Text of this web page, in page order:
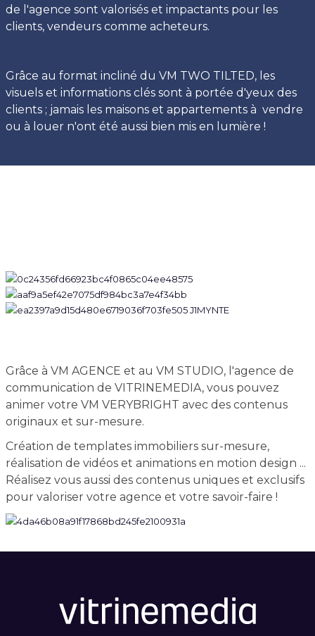
de l'agence sont valorisés et impactants pour les
clients, vendeurs comme acheteurs.
Grâce au format incliné du VM TWO TILTED, les
visuels et informations clés sont à portée d'yeux des
clients ; jamais les maisons et appartements à vendre
ou à louer n'ont été aussi bien mis en lumière !
Grâce à VM AGENCE et au VM STUDIO, l'agence de
communication de VITRINEMEDIA, vous pouvez
animer votre VM VERYBRIGHT avec des contenus
originaux et sur-mesure.
Création de templates immobiliers sur-mesure,
réalisation de vidéos et animations en motion design ...
Réalisez vous aussi des contenus uniques et exclusifs
pour valoriser votre agence et votre savoir-faire !